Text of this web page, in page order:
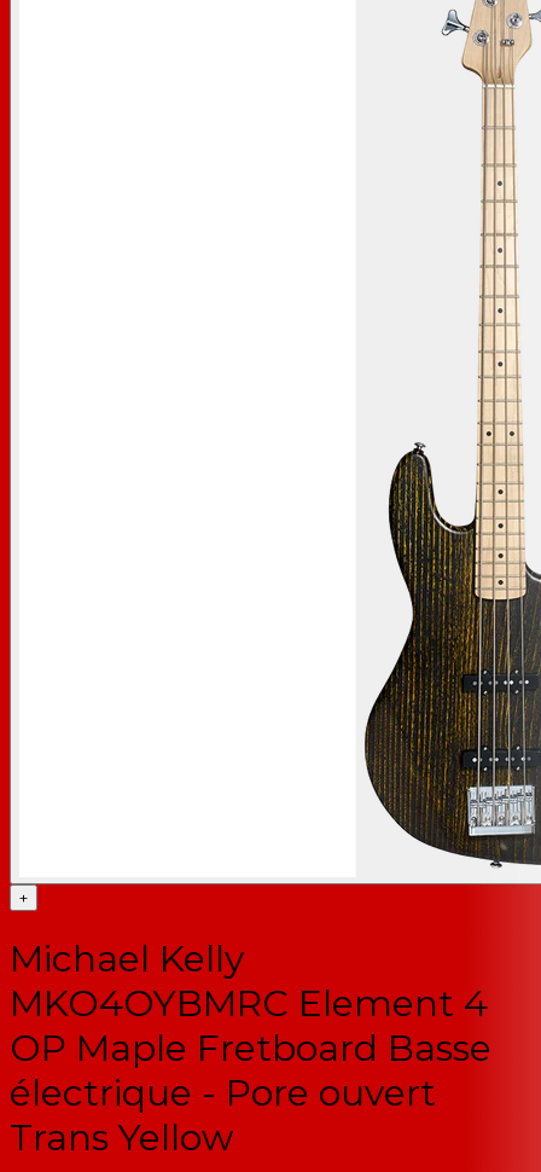
+
Michael Kelly
MKO4OYBMRC Element 4
OP Maple Fretboard Basse
électrique - Pore ouvert
Trans Yellow